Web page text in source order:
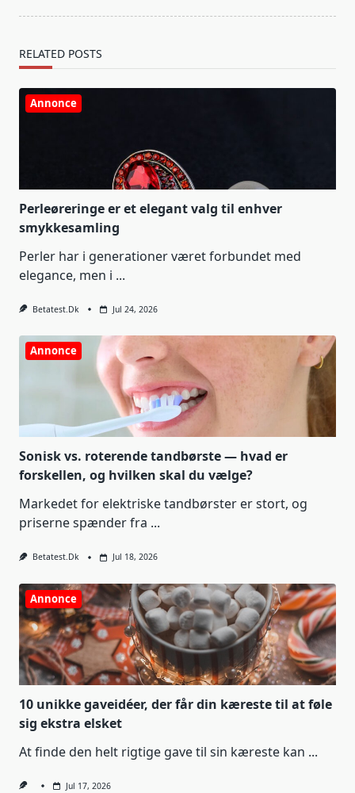
RELATED POSTS
Annonce
Perleøreringe er et elegant valg til enhver
smykkesamling
Perler har i generationer været forbundet med
elegance, men i ...
Betatest.dk Jul 24, 2026
Annonce
Sonisk vs. roterende tandbørste — hvad er
forskellen, og hvilken skal du vælge?
Markedet for elektriske tandbørster er stort, og
priserne spænder fra ...
Betatest.dk Jul 18, 2026
Annonce
10 unikke gaveidéer, der får din kæreste til at føle
sig ekstra elsket
At finde den helt rigtige gave til sin kæreste kan ...
Jul 17, 2026